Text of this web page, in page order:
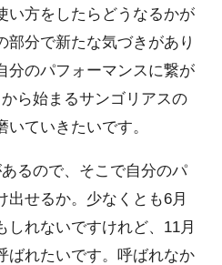
い方をしたらどうなるかが
部分で新たな気づきがあり
分のパフォーマンスに繋が
ら始まるサンゴリアスの
ていきたいです。
るので、そこで自分のパ
出せるか。少なくとも6月
れないですけれど、11月
ばれたいです。呼ばれなか